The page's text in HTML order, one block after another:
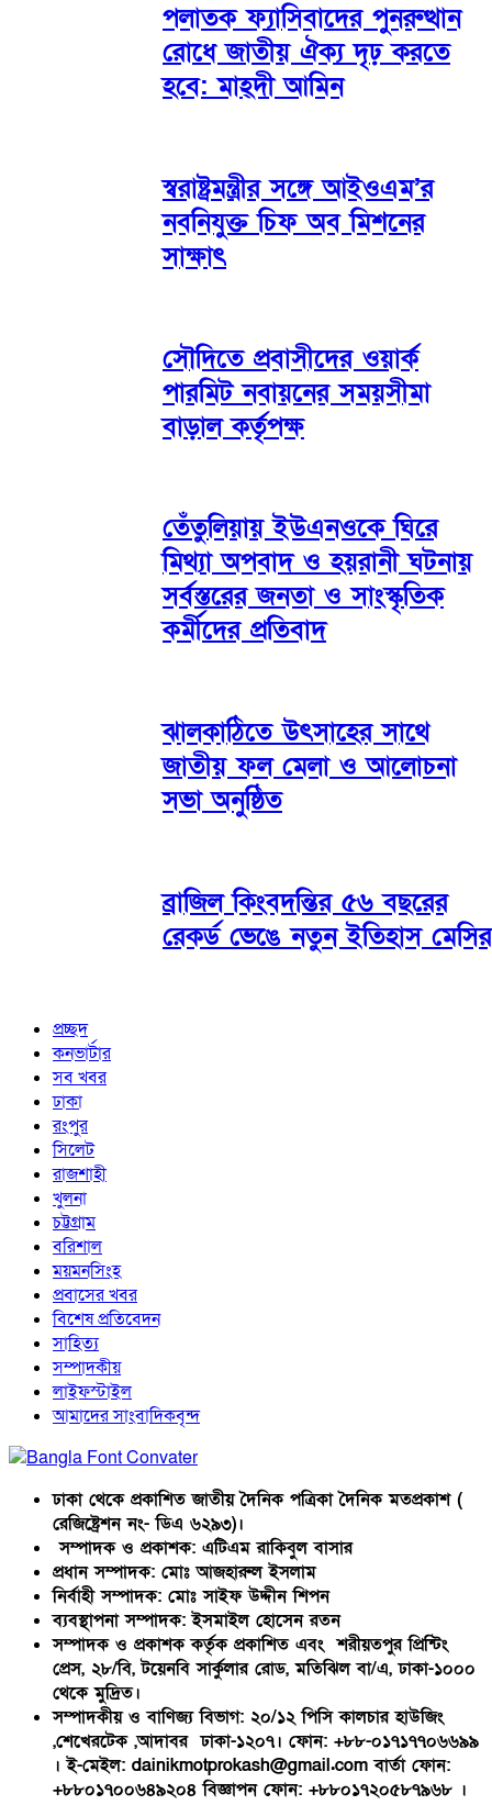
পলাতক ফ্যাসিবাদের পুনরুত্থান
রোধে জাতীয় ঐক্য দৃঢ় করতে
হবে: মাহ্দী আমিন
স্বরাষ্ট্রমন্ত্রীর সঙ্গে আইওএম’র
নবনিযুক্ত চিফ অব মিশনের
সাক্ষাৎ
সৌদিতে প্রবাসীদের ওয়ার্ক
পারমিট নবায়নের সময়সীমা
বাড়াল কর্তৃপক্ষ
তেঁতুলিয়ায় ইউএনওকে ঘিরে
মিথ্যা অপবাদ ও হয়রানী ঘটনায়
সর্বস্তরের জনতা ও সাংস্কৃতিক
কর্মীদের প্রতিবাদ
ঝালকাঠিতে উৎসাহের সাথে
জাতীয় ফল মেলা ও আলোচনা
সভা অনুষ্ঠিত
ব্রাজিল কিংবদন্তির ৫৬ বছরের
রেকর্ড ভেঙে নতুন ইতিহাস মেসির
প্রচ্ছদ
কনভার্টার
সব খবর
ঢাকা
রংপুর
সিলেট
রাজশাহী
খুলনা
চট্টগ্রাম
বরিশাল
ময়মনসিংহ
প্রবাসের খবর
বিশেষ প্রতিবেদন
সাহিত্য
সম্পাদকীয়
লাইফস্টাইল
আমাদের সাংবাদিকবৃন্দ
ঢাকা থেকে প্রকাশিত জাতীয় দৈনিক পত্রিকা দৈনিক মতপ্রকাশ (
রেজিষ্ট্রেশন নং- ডিএ ৬২৯৩)।
সম্পাদক ও প্রকাশক: এটিএম রাকিবুল বাসার
প্রধান সম্পাদক: মোঃ আজহারুল ইসলাম
নির্বাহী সম্পাদক: মোঃ সাইফ উদ্দীন শিপন
ব্যবস্থাপনা সম্পাদক: ইসমাইল হোসেন রতন
সম্পাদক ও প্রকাশক কর্তৃক প্রকাশিত এবং শরীয়তপুর প্রিন্টিং
প্রেস, ২৮/বি, টয়েনবি সার্কুলার রোড, মতিঝিল বা/এ, ঢাকা-১০০০
থেকে মুদ্রিত।
সম্পাদকীয় ও বাণিজ্য বিভাগ: ২০/১২ পিসি কালচার হাউজিং
,শেখেরটেক ,আদাবর ঢাকা-১২০৭। ফোন: +৮৮-০১৭১৭৭০৬৬৯৯
। ই-মেইল: dainikmotprokash@gmail.com বার্তা ফোন:
+৮৮০১৭০০৬৪৯২০৪ বিজ্ঞাপন ফোন: +৮৮০১৭২০৫৮৭৯৬৮ ।